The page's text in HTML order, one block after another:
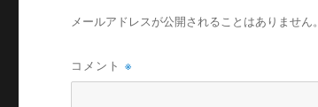
メールアドレスが公開されることはありません。
コメント※